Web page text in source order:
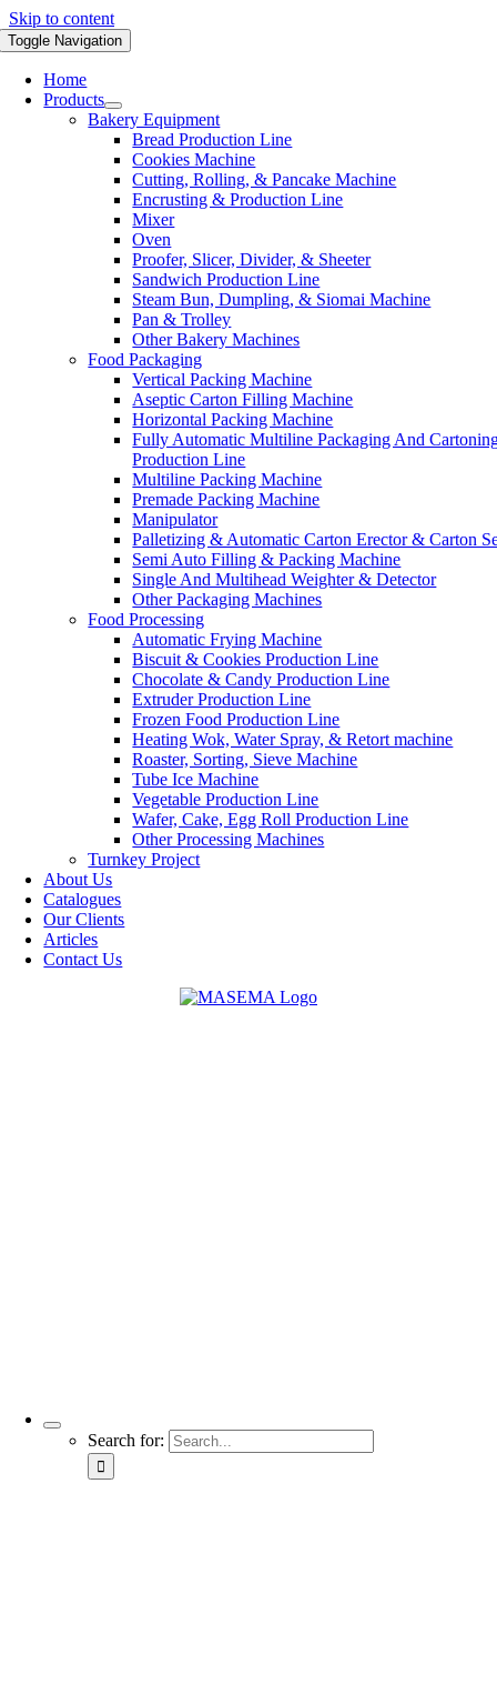
Skip to content
Toggle Navigation
Home
Products
Bakery Equipment
Bread Production Line
Cookies Machine
Cutting, Rolling, & Pancake Machine
Encrusting & Production Line
Mixer
Oven
Proofer, Slicer, Divider, & Sheeter
Sandwich Production Line
Steam Bun, Dumpling, & Siomai Machine
Pan & Trolley
Other Bakery Machines
Food Packaging
Vertical Packing Machine
Aseptic Carton Filling Machine
Horizontal Packing Machine
Fully Automatic Multiline Packaging And
Production Line
Multiline Packing Machine
Premade Packing Machine
Manipulator
Palletizing & Automatic Carton Erector & Carton
Semi Auto Filling & Packing Machine
Single And Multihead Weighter & Detector
Other Packaging Machines
Food Processing
Automatic Frying Machine
Biscuit & Cookies Production Line
Chocolate & Candy Production Line
Extruder Production Line
Frozen Food Production Line
Heating Wok, Water Spray, & Retort machine
Roaster, Sorting, Sieve Machine
Tube Ice Machine
Vegetable Production Line
Wafer, Cake, Egg Roll Production Line
Other Processing Machines
Turnkey Project
About Us
Catalogues
Our Clients
Articles
Contact Us
Search for: